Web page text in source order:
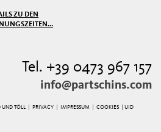
ZU DEN
Tel. +39 0473 967 157
info@partschins.com
UND TÖLL | PRIVACY IMPRESSUM |COOKIES
| UID